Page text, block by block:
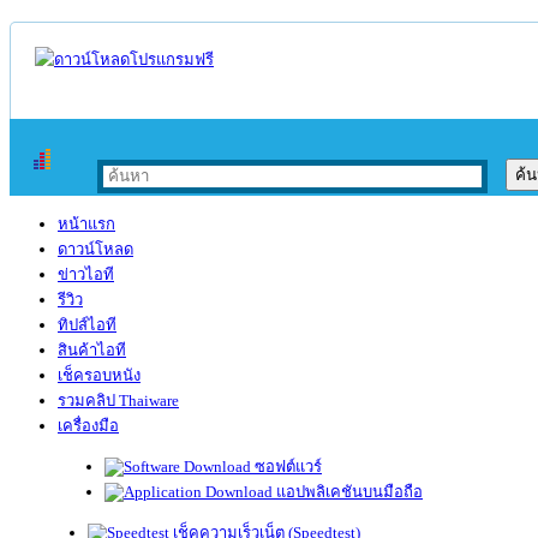
หน้าแรก
ดาวน์โหลด
ข่าวไอที
รีวิว
ทิปส์ไอที
สินค้าไอที
เช็ครอบหนัง
รวมคลิป Thaiware
เครื่องมือ
ซอฟต์แวร์
แอปพลิเคชันบนมือถือ
เช็คความเร็วเน็ต (Speedtest)